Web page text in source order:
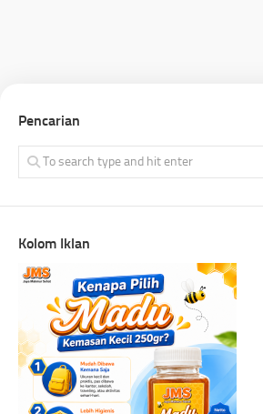
Pencarian
Kolom Iklan